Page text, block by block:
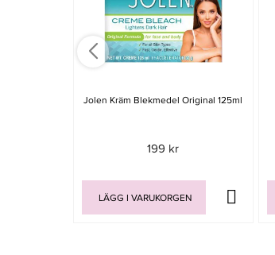
Jolen Kräm Blekmedel Original 125ml
199 kr
LÄGG I VARUKORGEN